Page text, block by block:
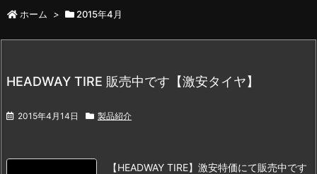
ホーム > 2015年4月
HEADWAY TIRE 販売中です【激安タイヤ】
2015年4月14日 製品紹介
【HEADWAY TIRE】激安特価にて販売中です